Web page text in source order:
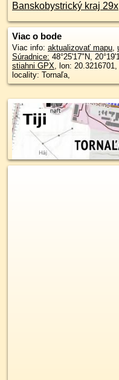
Banskobystrický kraj 29x
Viac o bode
Viac info: aktualizovať mapu,
Súradnice: 48°25'17"N,
stiahni GPX, lon:
locality: Tornaľa,